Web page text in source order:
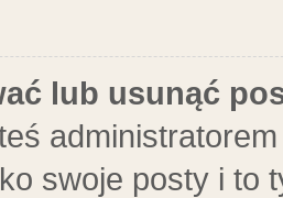
lub usunąć
swoje posty i to